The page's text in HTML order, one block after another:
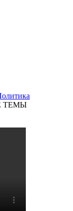
ТЕМЫ